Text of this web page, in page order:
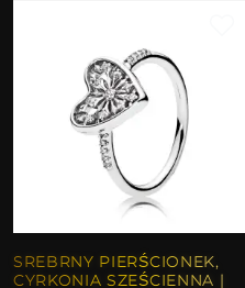
SREBRNY PIERŚCIONEK,
CYRKONIA SZEŚCIENNA |